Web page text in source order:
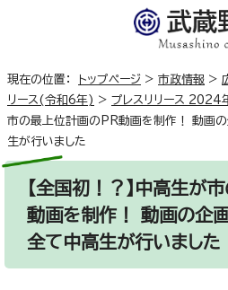
現在の位置： トップページ > 市政情報 >
リース(令和6年) > プレスリリース 2024
市の最上位計画のPR動画を制作！ 動画の
生が行いました
【全国初！？】中高生が
動画を制作！ 動画の企画
全て中高生が行いました